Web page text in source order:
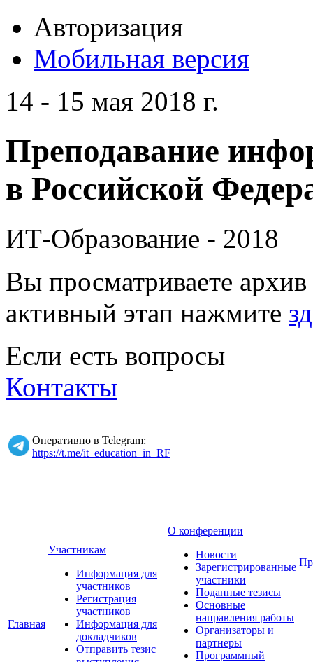
Авторизация
Мобильная версия
14 - 15 мая 2018 г.
Преподавание
в Российской
ИТ-Образование - 2018
Вы просматриваете
активный этап нажмите
Если есть вопросы
Контакты
Оперативно в Telegram:
https://t.me/it_education_in_RF
Главная
Участникам
Информация для
участников
Регистрация
участников
Информация для
докладчиков
Отправить тезис
О конференции
Новости
Зарегистрированные
участники
Поданные тезисы
Основные
направления работы
Организаторы и
партнеры
Программный